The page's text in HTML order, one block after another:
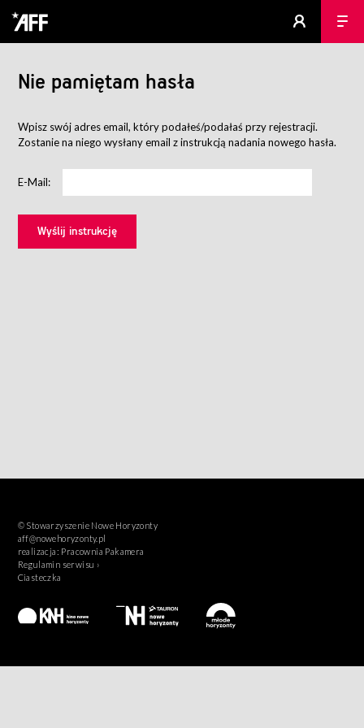
Nie pamiętam hasła
Wpisz swój adres email, który podałeś/podałaś przy rejestracji.
Zostanie na niego wysłany email z instrukcją nadania nowego hasła.
E-Mail:
© Stowarzyszenie Nowe Horyzonty
aff@nowehoryzonty.pl
realizacja: Pracownia Pakamera
Regulamin serwisu ›
Ciasteczka